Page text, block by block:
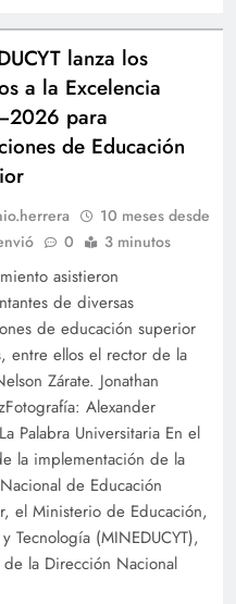
lanza los
a la Excelencia
para
de Educación
10 meses desde
0 3 minutos
asistieron
de diversas
de educación superior
entre ellos el rector de la
Zárate. Jonathan
Alexander
Palabra Universitaria En el
la implementación de la
de Educación
el Ministerio de Educación,
Tecnología (MINEDUCYT),
de la Dirección Nacional